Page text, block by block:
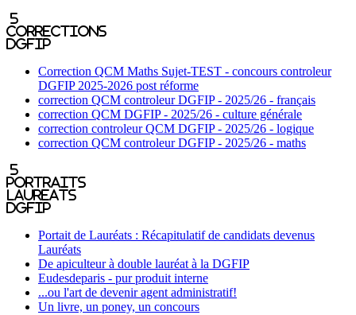
5
corrections
DGFIP
Correction QCM Maths Sujet-TEST - concours controleur
DGFIP 2025-2026 post réforme
correction QCM controleur DGFIP - 2025/26 - français
correction QCM DGFIP - 2025/26 - culture générale
correction controleur QCM DGFIP - 2025/26 - logique
correction QCM controleur DGFIP - 2025/26 - maths
5
portraits
laureats
DGFIP
Portait de Lauréats : Récapitulatif de candidats devenus
Lauréats
De apiculteur à double lauréat à la DGFIP
Eudesdeparis - pur produit interne
...ou l'art de devenir agent administratif!
Un livre, un poney, un concours